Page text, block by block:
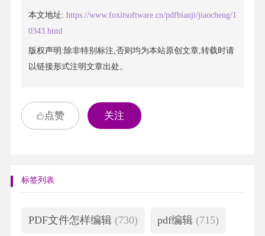
本文地址: https://www.foxitsoftware.cn/pdfbianji/jiaocheng/1
0343.html
版权声明:除非特别标注,否则均为本站原创文章,转载时请
以链接形式注明文章出处。
点赞 关注
标签列表
PDF文件怎样编辑 (730) pdf编辑 (715)